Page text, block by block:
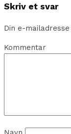
Skriv et svar
Din e-
Kommentar